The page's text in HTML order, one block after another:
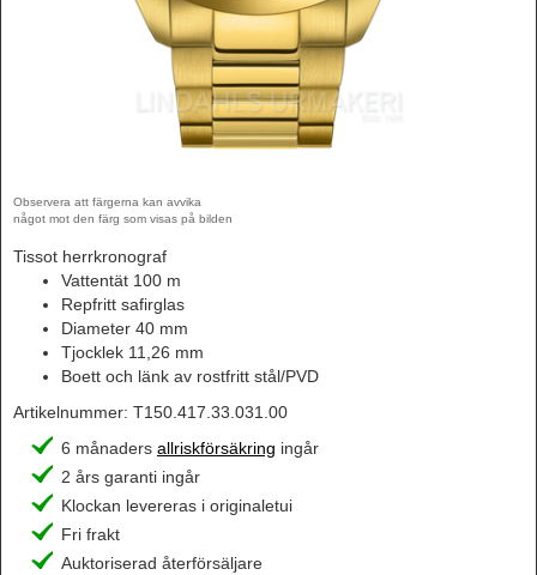
Observera att färgerna kan avvika
något mot den färg som visas på bilden
Tissot herrkronograf
Vattentät 100 m
Repfritt safirglas
Diameter 40 mm
Tjocklek 11,26 mm
Boett och länk av rostfritt stål/PVD
Artikelnummer: T150.417.33.031.00
6 månaders allriskförsäkring ingår
2 års garanti ingår
Klockan levereras i originaletui
Fri frakt
Auktoriserad återförsäljare